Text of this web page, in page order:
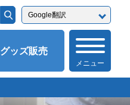
グッズ販売